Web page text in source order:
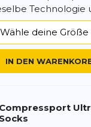
Technologie
Wähle deine Größe
IN DEN
Compressport
Socks